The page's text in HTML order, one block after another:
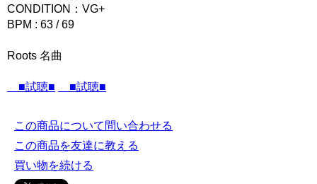
CONDITION：VG+
BPM : 63 / 69
Roots 名曲
■試聴■ ■試聴■
この商品について問い合わせる
この商品を友達に教える
買い物を続ける